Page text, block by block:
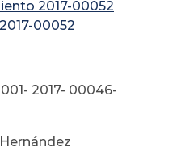
2017-00052
00052
2017- 00046-